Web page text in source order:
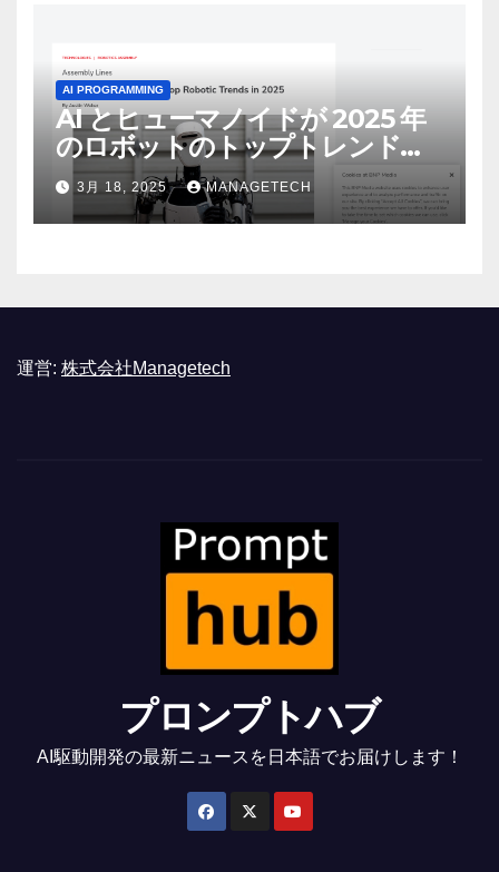
AI PROGRAMMING
AI とヒューマノイドが 2025 年
のロボットのトップトレンドに |
ASSEMBLY
3月 18, 2025 MANAGETECH
運営: 株式会社Managetech
プロンプトハブ
AI駆動開発の最新ニュースを日本語でお届けします！